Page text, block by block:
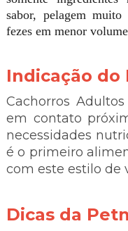
sabor, pelagem
fezes em menor
Indicação do
Cachorros
em contato
necessidades
é o primeiro
com este estilo de
Dicas da